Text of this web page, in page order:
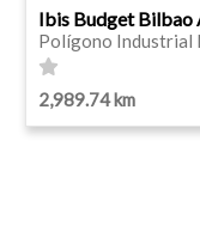
Ibis Budget Bilbao
Polígono
2,989.74 km